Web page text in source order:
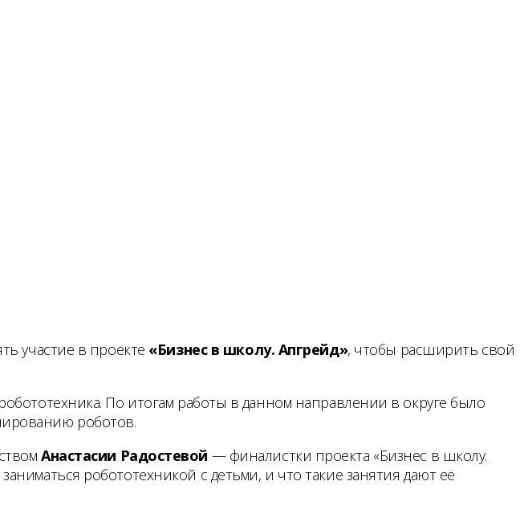
участие в проекте «Бизнес в школу. Апгрейд», чтобы расширить свой
По итогам работы в данном направлении в округе было
роботов.
Анастасии Радостевой — финалистки проекта «Бизнес в школу.
робототехникой с детьми, и что такие занятия дают её